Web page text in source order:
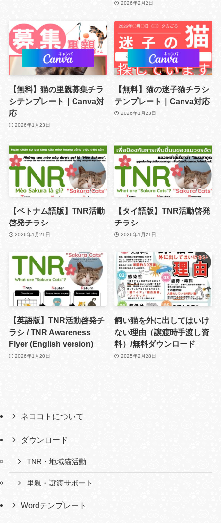
2026年2月2日
【無料】猫の里親募集チラ
シテンプレート｜Canva対
応
2026年1月23日
【無料】猫の迷子猫チラシ
テンプレート｜Canva対応
2026年1月23日
【ベトナム語版】TNR活動
啓発チラシ
2026年1月21日
【タイ語版】TNR活動啓発
チラシ
2026年1月21日
【英語版】TNR活動啓発チ
ラシ / TNR Awareness
Flyer (English version)
2026年1月20日
飼い猫を外に出してはいけ
ない理由（譲渡時手渡し資
料）/無料ダウンロード
2025年2月28日
ネココトについて
ダウンロード
TNR・地域猫活動
里親・譲渡サポート
Wordテンプレート